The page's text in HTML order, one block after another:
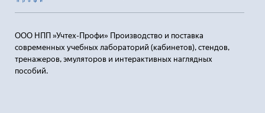
ООО НПП »Учтех-Профи» Производство и поставка
современных учебных лабораторий (кабинетов), стендов,
тренажеров, эмуляторов и интерактивных наглядных
пособий.